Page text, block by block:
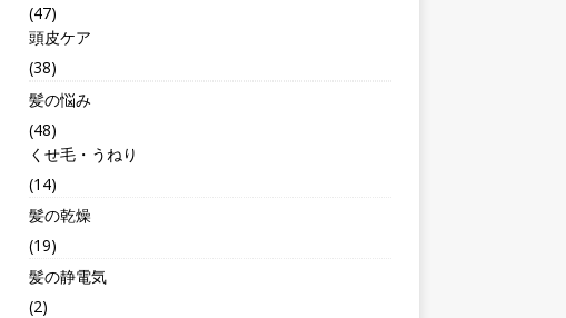
(47)
頭皮ケア
(38)
髪の悩み
(48)
くせ毛・うねり
(14)
髪の乾燥
(19)
髪の静電気
(2)